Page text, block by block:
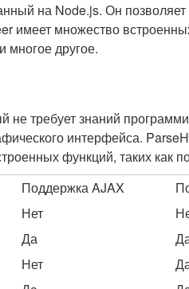
на Node.js. Он
имеет множество
многое другое.
не требует знаний
интерфейса.
функций, таких как
Поддержка AJAX
Нет
Да
Нет